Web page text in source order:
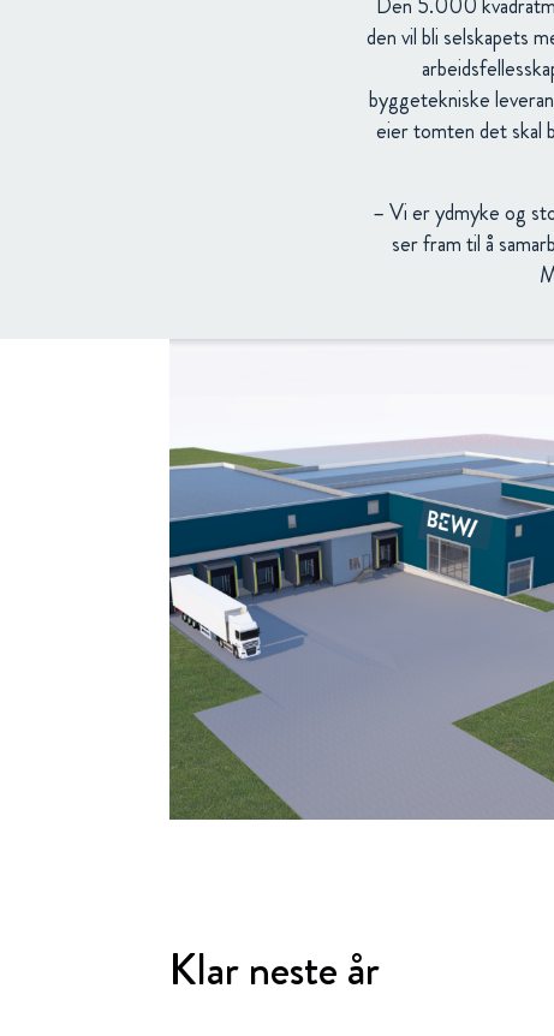
den vil bli selskapets
byggetekniske
eier tomten det skal
– Vi er ydmyke og
ser fram til å
Klar neste år